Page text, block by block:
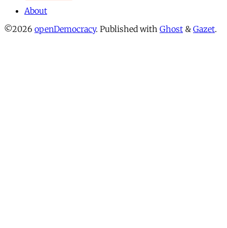
About
©2026 openDemocracy. Published with Ghost & Gazet.